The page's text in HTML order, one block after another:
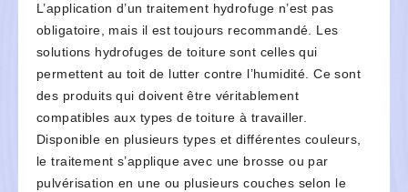
L’application d’un traitement hydrofuge n’est pas
obligatoire, mais il est toujours recommandé. Les
solutions hydrofuges de toiture sont celles qui
permettent au toit de lutter contre l’humidité. Ce sont
des produits qui doivent être véritablement
compatibles aux types de toiture à travailler.
Disponible en plusieurs types et différentes couleurs,
le traitement s’applique avec une brosse ou par
pulvérisation en une ou plusieurs couches selon le